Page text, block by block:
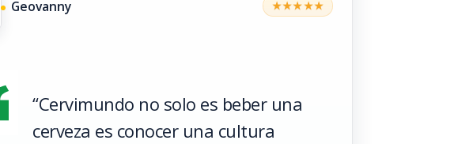
Geovanny ★★★★★
“Cervimundo no solo es beber una
cerveza es conocer una cultura